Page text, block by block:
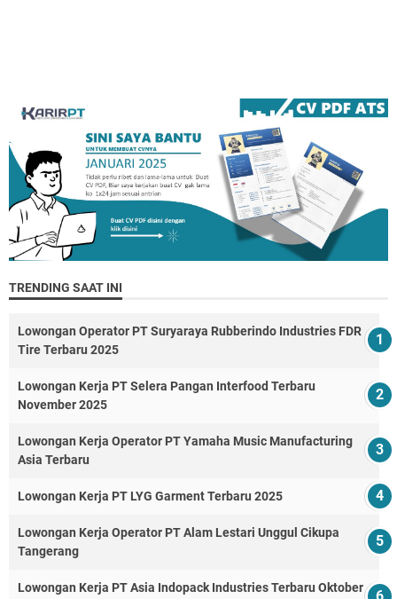
TRENDING SAAT INI
Lowongan Operator PT Suryaraya Rubberindo Industries FDR
Tire Terbaru 2025
Lowongan Kerja PT Selera Pangan Interfood Terbaru
November 2025
Lowongan Kerja Operator PT Yamaha Music Manufacturing
Asia Terbaru
Lowongan Kerja PT LYG Garment Terbaru 2025
Lowongan Kerja Operator PT Alam Lestari Unggul Cikupa
Tangerang
Lowongan Kerja PT Asia Indopack Industries Terbaru Oktober